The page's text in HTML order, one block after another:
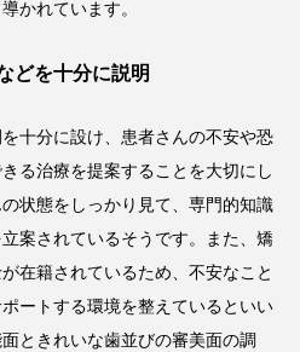
かれています。
どを十分に説明
十分に設け、患者さんの不安や恐
る治療を提案することを大切にし
状態をしっかり見て、専門的知識
案されているそうです。また、矯
在籍されているため、不安なこと
ートする環境を整えているといい
ときれいな歯並びの審美面の調